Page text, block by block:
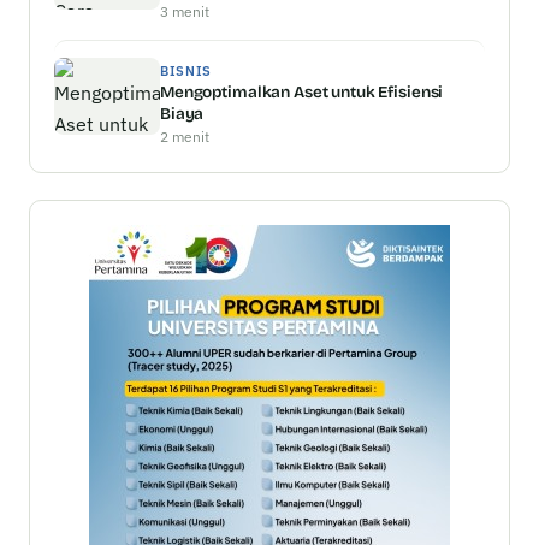
3 menit
BISNIS
Mengoptimalkan Aset untuk Efisiensi
Biaya
2 menit